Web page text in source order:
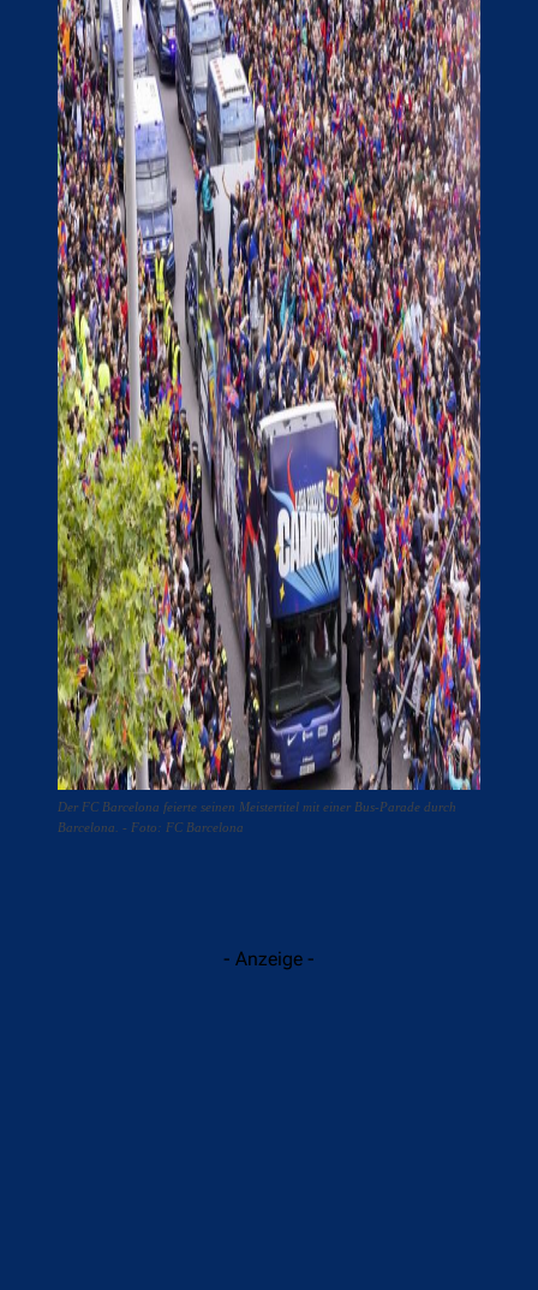
Der FC Barcelona feierte seinen Meistertitel mit einer Bus-Parade durch
Barcelona. - Foto: FC Barcelona
- Anzeige -